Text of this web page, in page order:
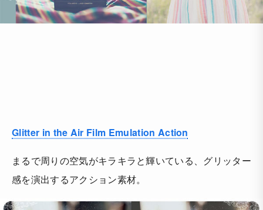
Glitter in the Air Film Emulation Action
まるで周りの空気がキラキラと輝いている、グリッター
感を演出するアクション素材。